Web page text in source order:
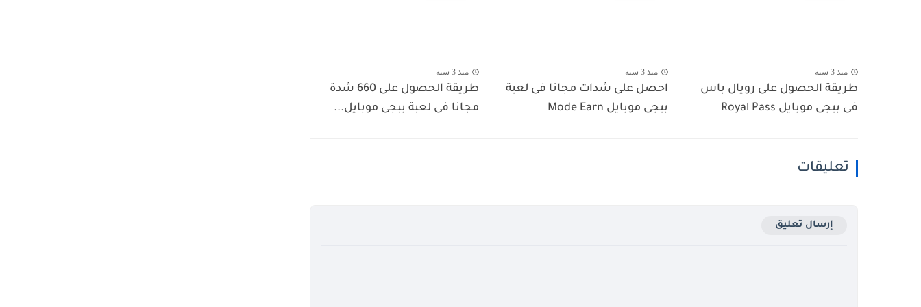
منذ 3 سنة
طريقة الحصول على رويال باس
فى ببجى موبايل Royal Pass
منذ 3 سنة
احصل على شدات مجانا فى لعبة
ببجى موبايل Mode Earn
منذ 3 سنة
طريقة الحصول على 660 شدة
مجانا فى لعبة ببجى موبايل...
تعليقات
إرسال تعليق